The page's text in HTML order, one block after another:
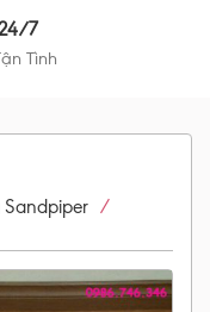
7
Tình
/